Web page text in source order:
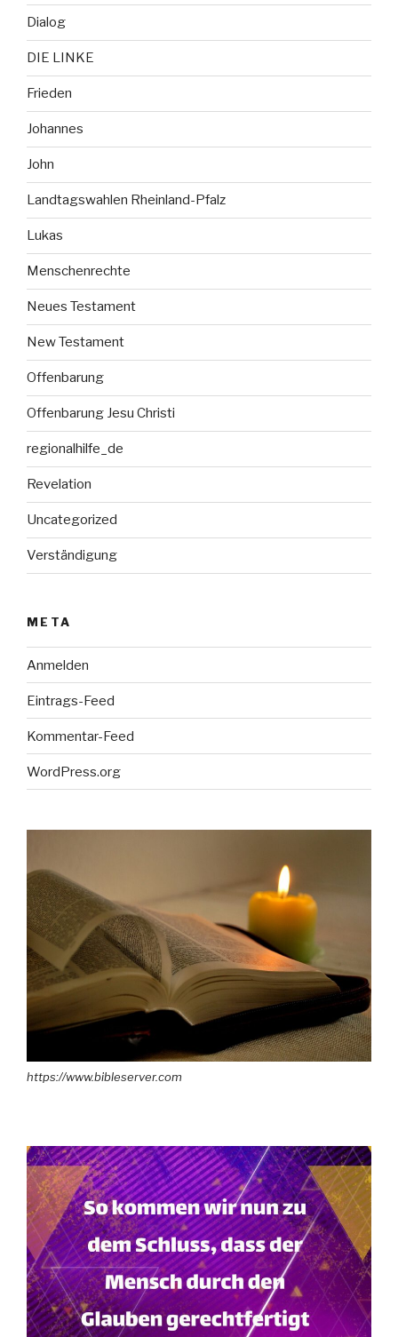
Dialog
DIE LINKE
Frieden
Johannes
John
Landtagswahlen Rheinland-Pfalz
Lukas
Menschenrechte
Neues Testament
New Testament
Offenbarung
Offenbarung Jesu Christi
regionalhilfe_de
Revelation
Uncategorized
Verständigung
META
Anmelden
Eintrags-Feed
Kommentar-Feed
WordPress.org
https://www.bibleserver.com